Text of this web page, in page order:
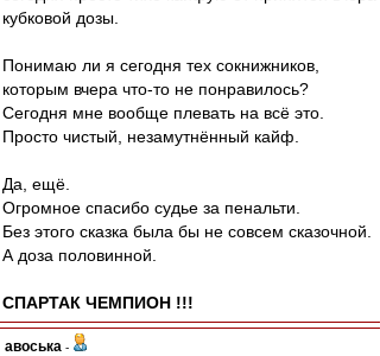
кубковой дозы.
Понимаю ли я сегодня тех сокнижников,
которым вчера что-то не понравилось?
Сегодня мне вообще плевать на всё это.
Просто чистый, незамутнённый кайф.
Да, ещё.
Огромное спасибо судье за пенальти.
Без этого сказка была бы не совсем сказочной.
А доза половинной.
СПАРТАК ЧЕМПИОН !!!
авоська -